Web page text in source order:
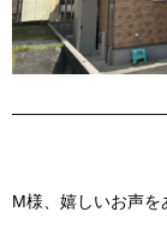
M様、嬉しいお声を